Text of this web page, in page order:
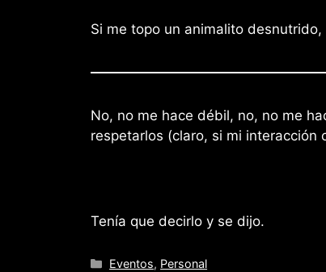
Si me topo un animalito
No, no me hace débil, no, no me
respetarlos (claro, si mi interacción
Tenía que decirlo y se dijo.
Categories
Eventos, Personal